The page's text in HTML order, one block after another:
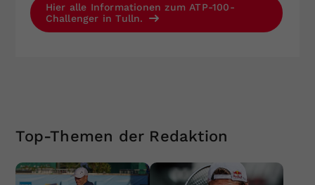
Hier alle Informationen zum ATP-100-
Challenger in Tulln.
Top-Themen der Redaktion